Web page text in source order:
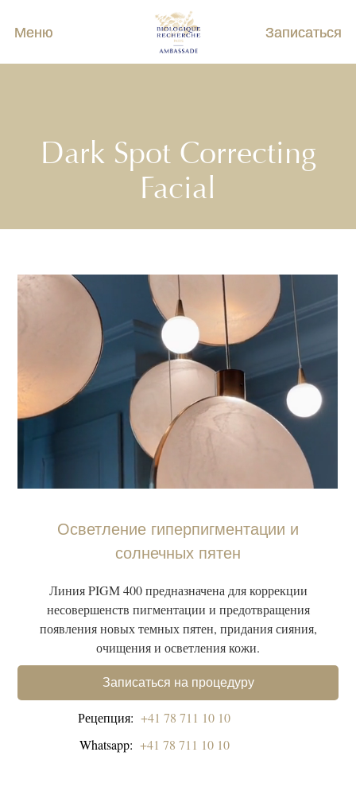
Меню Записаться
Dark Spot Correcting
Facial
Осветление гиперпигментации и
солнечных пятен
Линия PIGM 400 предназначена для коррекции
несовершенств пигментации и предотвращения
появления новых темных пятен, придания сияния,
очищения и осветления кожи.
Записаться на процедуру
Рецепция: +41 78 711 10 10
Whatsapp: +41 78 711 10 10